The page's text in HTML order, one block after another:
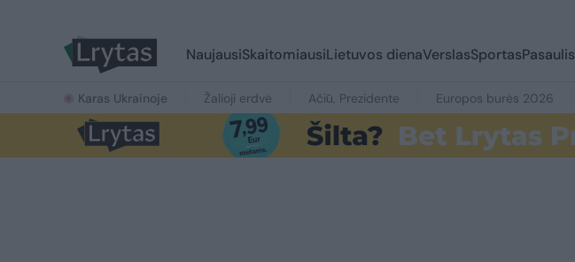
NaujausiSkaitomiausiLietuvos dienaVerslasSportasPasaulis
Karas Ukrainoje Žalioji erdvė Ačiū, Prezidente Europos burės 2026